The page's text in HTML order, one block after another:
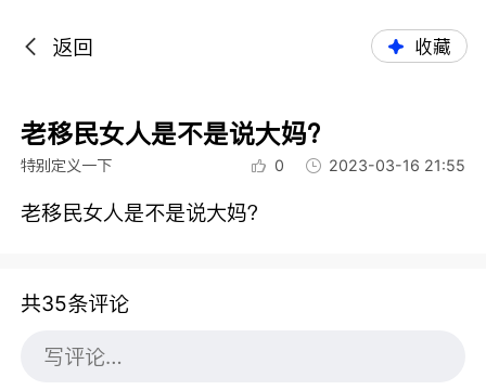
返回 收藏
老移民女人是不是说大妈？
特别定义一下 0 2023-03-16 21:55
老移民女人是不是说大妈？
共35条评论